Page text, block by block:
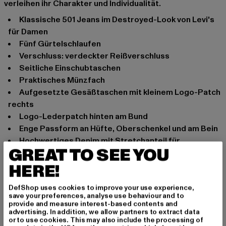
verleihen ihr Charakter und Individualität.
Klassische 501 Jeans im Destroyed-Look von Levi's
für Damen
Fünf Gürtelschlaufen
Verschluss: verdeckter Reißverschluss
Seitliche Einschubtaschen
Praktisches Münzfach
Aufgesetzte Gesäßtaschen mit kleinem Logo-Patch
rechts
Logo-Lederpatch hinten am Bund
Enge Passform an Hüfte, Oberschenkel und am Bein
Hochwertiges Denim mit Stretchanteil für
bequemen Tragekomfort
Mittlere Leibhöhe
Super Skinny Fit
Anlass: Alltag, Bequem, Freizeit, Basic
Verschlussarten: verdeckter Reißverschluss
Schnitt: Skinny-Fit
GREAT TO SEE YOU
HERE!
DefShop uses cookies to improve your use experience,
save your preferences, analyse use behaviour and to
provide and measure interest-based contents and
advertising. In addition, we allow partners to extract data
or to use cookies. This may also include the processing of